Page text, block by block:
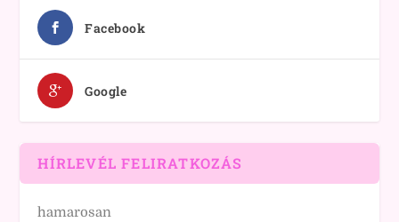
Facebook
Google
HÍRLEVÉL FELIRATKOZÁS
hamarosan